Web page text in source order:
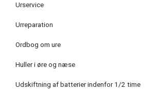
Urservice
Urreparation
Ordbog om ure
Huller i øre og næse
Udskiftning af batterier indenfor 1/2 time